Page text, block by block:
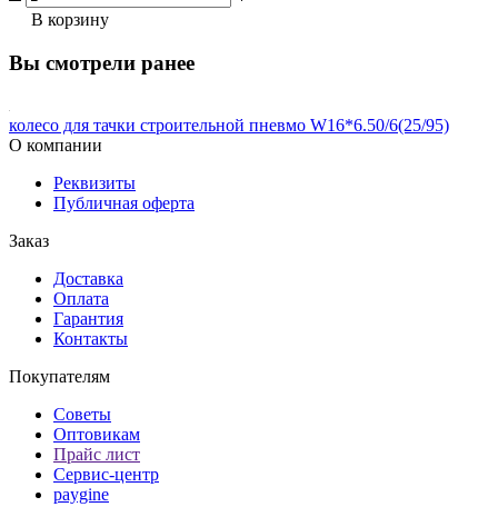
В корзину
Вы смотрели ранее
колесо для тачки строительной пневмо W16*6.50/6(25/95)
О компании
Реквизиты
Публичная оферта
Заказ
Доставка
Оплата
Гарантия
Контакты
Покупателям
Советы
Оптовикам
Прайс лист
Сервис-центр
paygine